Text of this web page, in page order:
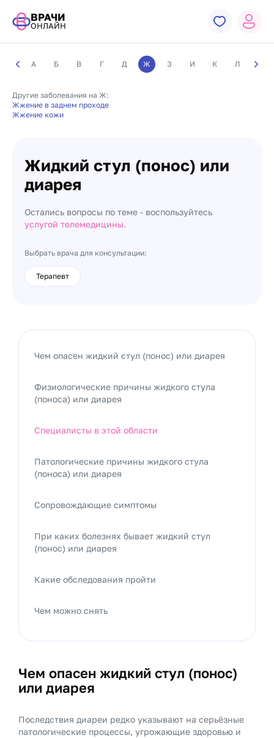
ВРАЧИ
ОНЛАЙН
А Б В Г Д Ж З И К Л М
Другие заболевания на Ж:
Жжение в заднем проходе
Жжение кожи
Жидкий стул (понос) или
диарея
Остались вопросы по теме - воспользуйтесь
услугой телемедицины.
Выбрать врача для консультации:
Терапевт
Чем опасен жидкий стул (понос)
или диарея
Последствия диареи редко указывают на серьёзные
патологические процессы, угрожающие здоровью и
Чем опасен жидкий стул (понос) или диарея
Физиологические причины жидкого стула
(поноса) или диарея
Специалисты в этой области
Патологические причины жидкого стула
(поноса) или диарея
Сопровождающие симптомы
При каких болезнях бывает жидкий стул
(понос) или диарея
Какие обследования пройти
Чем можно снять